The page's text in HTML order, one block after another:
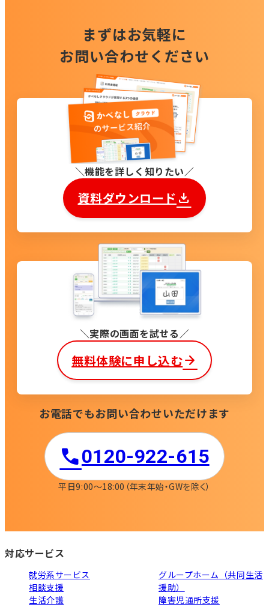
まずはお気軽に
お問い合わせください
実際の画面を試せる
無料体験に申し込む
機能を詳しく知りたい
資料ダウンロード
お電話でもお問い合わせいただけます
0120-922-615​
平日9:00〜18:00 （年末年始・GWを除く）
対応サービス
就労系サービス
相談支援
生活介護
グループホーム（共同生活
援助）
障害児通所支援